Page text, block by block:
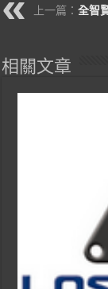
上一篇：全智
相關文章